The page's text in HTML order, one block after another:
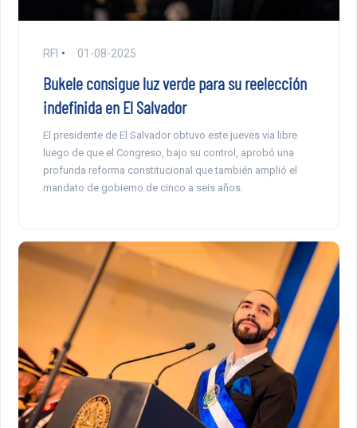
RFI 01-08-2025
Bukele consigue luz verde para su reelección
indefinida en El Salvador
El presidente de El Salvador obtuvo este jueves vía libre
luego de que el Congreso, bajo su control, aprobó una
profunda reforma constitucional que también amplió el
mandato de gobierno de cinco a seis años.